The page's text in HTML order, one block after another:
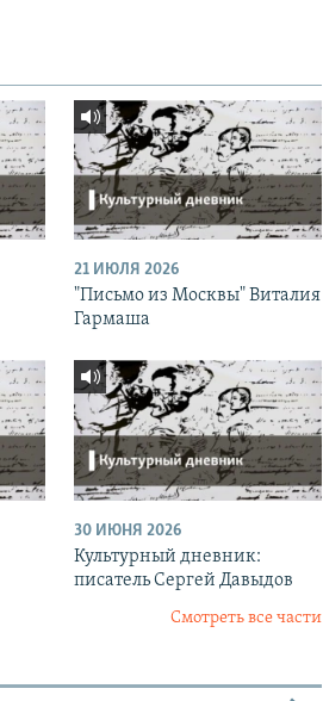
21 ИЮЛЯ 2026
"Письмо из Москвы" Виталия
Гармаша
30 ИЮНЯ 2026
Культурный дневник:
писатель Сергей Давыдов
Смотреть все части